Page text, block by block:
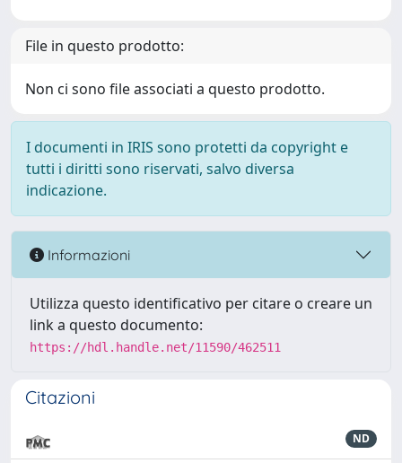
File in questo prodotto:
Non ci sono file associati a questo prodotto.
I documenti in IRIS sono protetti da copyright e
tutti i diritti sono riservati, salvo diversa
indicazione.
Informazioni
Utilizza questo identificativo per citare o creare un
link a questo documento:
https://hdl.handle.net/11590/462511
Citazioni
ND